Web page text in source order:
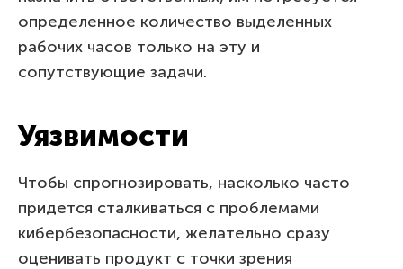
определенное количество выделенных
рабочих часов только на эту и
сопутствующие задачи.
Уязвимости
Чтобы спрогнозировать, насколько часто
придется сталкиваться с проблемами
кибербезопасности, желательно сразу
оценивать продукт с точки зрения